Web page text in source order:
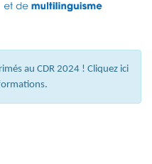
au CDR 2024 ! Cliquez ici